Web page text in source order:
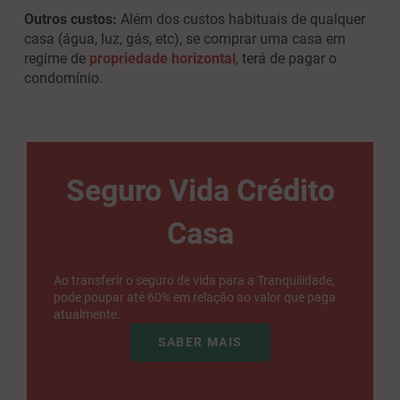
Outros custos: Além dos custos habituais de qualquer
casa (água, luz, gás, etc), se comprar uma casa em
regime de propriedade horizontal, terá de pagar o
condomínio.
Seguro Vida Crédito
Casa
Ao transferir o seguro de vida para a Tranquilidade,
pode poupar até 60% em relação ao valor que paga
atualmente.
SABER MAIS